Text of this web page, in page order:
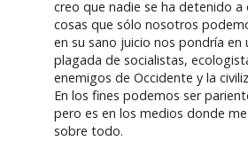
creo que nadie se ha detenido a
cosas que sólo nosotros
en su sano juicio nos pondría en
plagada de socialistas,
enemigos de Occidente y la
En los fines podemos ser
pero es en los medios donde
sobre todo.